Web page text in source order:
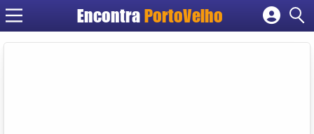
EncontraPortoVelho
Cadastrar empresa